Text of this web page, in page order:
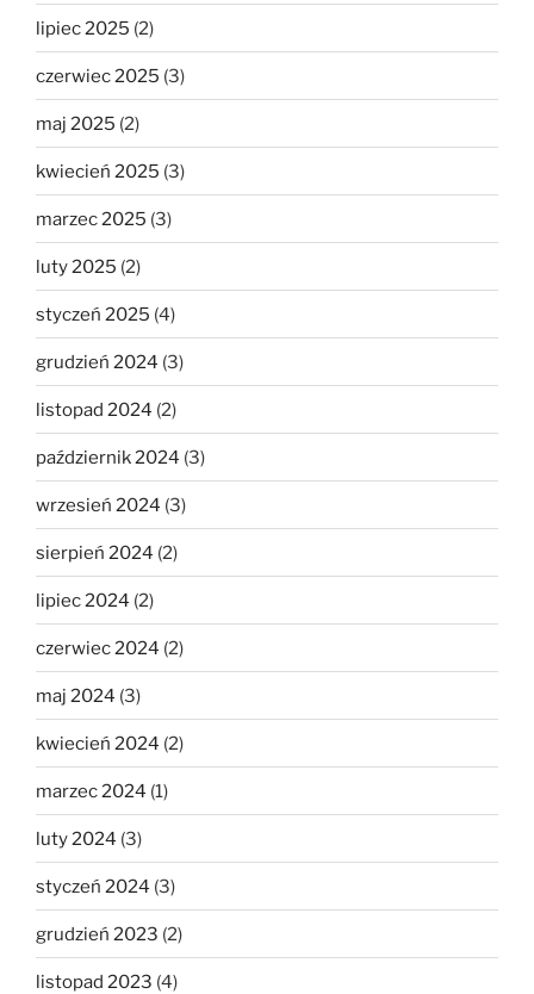
lipiec 2025 (2)
czerwiec 2025 (3)
maj 2025 (2)
kwiecień 2025 (3)
marzec 2025 (3)
luty 2025 (2)
styczeń 2025 (4)
grudzień 2024 (3)
listopad 2024 (2)
październik 2024 (3)
wrzesień 2024 (3)
sierpień 2024 (2)
lipiec 2024 (2)
czerwiec 2024 (2)
maj 2024 (3)
kwiecień 2024 (2)
marzec 2024 (1)
luty 2024 (3)
styczeń 2024 (3)
grudzień 2023 (2)
listopad 2023 (4)